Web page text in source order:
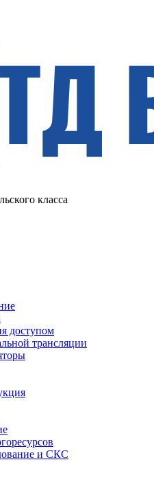
класса
доступом
трансляции
и СКС